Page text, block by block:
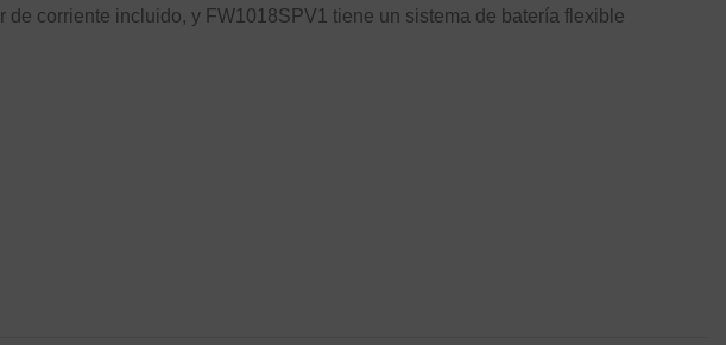
corriente incluido, y FW1018SPV1 tiene un sistema de batería flexible